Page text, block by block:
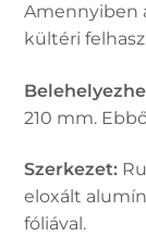
Amennyiben
kültéri
210 mm.
Szerkezet:
eloxált
fóliával.